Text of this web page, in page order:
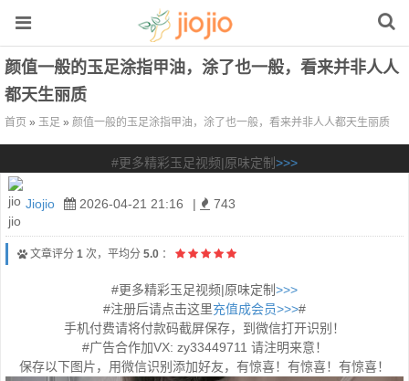
颜值一般的玉足涂指甲油，涂了也一般，看来并非人人
都天生丽质
首页 » 玉足 » 颜值一般的玉足涂指甲油，涂了也一般，看来并非人人都天生丽质
#更多精彩玉足视频|原味定制>>>
Jiojio 2026-04-21 21:16 | 743
文章评分 1 次，平均分 5.0 ：
#更多精彩玉足视频|原味定制>>>
#注册后请点击这里充值成会员>>>#
手机付费请将付款码截屏保存，到微信打开识别！
#广告合作加VX: zy33449711 请注明来意！
保存以下图片，用微信识别添加好友，有惊喜！有惊喜！有惊喜！